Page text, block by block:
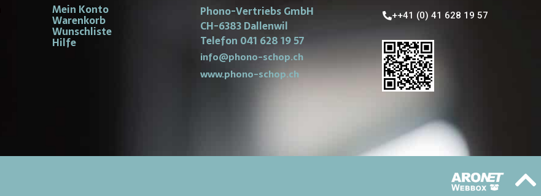
Mein Konto
Warenkorb
Wunschliste
Hilfe
Phono-Vertriebs GmbH
CH-6383 Dallenwil
Telefon 041 628 19 57
info@phono-schop.ch
www.phono-schop.ch
++41 (0) 41 628 19 57